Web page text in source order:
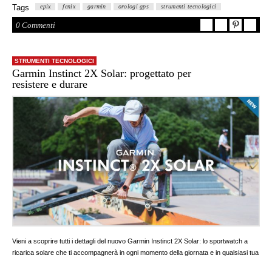
Tags epix fenix garmin orologi gps strumenti tecnologici
0 Commenti
STRUMENTI TECNOLOGICI
Garmin Instinct 2X Solar: progettato per
resistere e durare
Vieni a scoprire tutti i dettagli del nuovo Garmin Instinct 2X Solar: lo sportwatch a
ricarica solare che ti accompagnerà in ogni momento della giornata e in qualsiasi tua